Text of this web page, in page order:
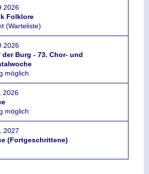
Folklore
(Warteliste)
der Burg - 73. Chor- und
möglich
möglich
(Fortgeschrittene)